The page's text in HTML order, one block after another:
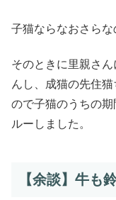
子猫ならなおさらな
そのときに里親さ
んし、成猫の先住
ので子猫のうちの
ルーしました。
【余談】牛も